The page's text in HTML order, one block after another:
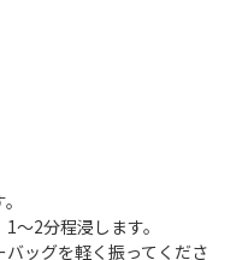
2分程浸します。
ッグを軽く振ってくださ